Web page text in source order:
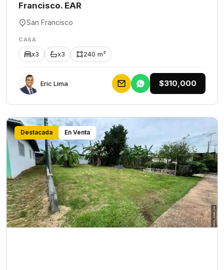
Francisco. EAR
San Francisco
CASA
x3 x3 240 m²
Eric Lima $310,000
Destacada En Venta